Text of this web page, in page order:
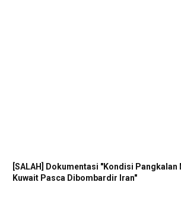
[SALAH] Dokumentasi "Kondisi
Kuwait Pasca Dibombardir Iran"